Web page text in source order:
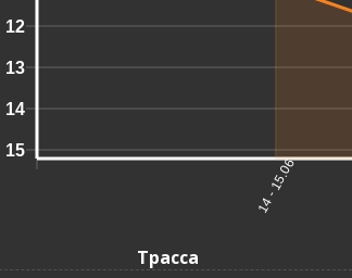
12
13
14
15
14 - 15.06
Трасса